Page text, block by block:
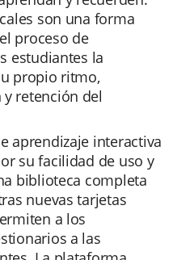
son una forma
proceso de
estudiantes la
propio ritmo,
retención del
aprendizaje interactiva
su facilidad de uso y
biblioteca completa
nuevas tarjetas
a los
a las